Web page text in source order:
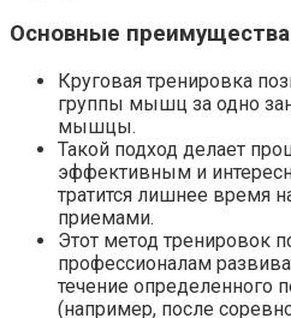
Основные преимущества
Круговая тренировка
группы мышц за одно
мышцы.
Такой подход делает
эффективным и
тратится лишнее время
приемами.
Этот метод тренировок
профессионалам
течение определенного
(например, после